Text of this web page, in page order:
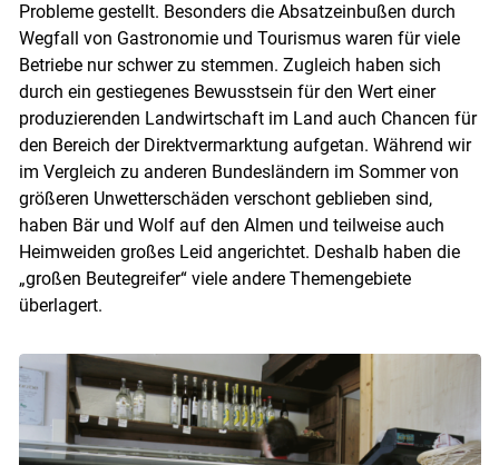
Probleme gestellt. Besonders die Absatzeinbußen durch
Wegfall von Gastronomie und Tourismus waren für viele
Betriebe nur schwer zu stemmen. Zugleich haben sich
durch ein gestiegenes Bewusstsein für den Wert einer
produzierenden Landwirtschaft im Land auch Chancen für
den Bereich der Direktvermarktung aufgetan. Während wir
im Vergleich zu anderen Bundesländern im Sommer von
größeren Unwetterschäden verschont geblieben sind,
haben Bär und Wolf auf den Almen und teilweise auch
Heimweiden großes Leid angerichtet. Deshalb haben die
„großen Beutegreifer“ viele andere Themengebiete
überlagert.